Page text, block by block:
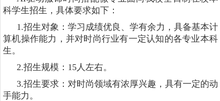
科学生招生，具体要求如下：
1.招生对象：学习成绩优良、学有余力，具备基本计
算机操作能力，并对时尚行业有一定认知的各专业本科
生。
2.招生规模：15人左右。
3.招生要求：对时尚领域有浓厚兴趣，具有一定的动
手能力。